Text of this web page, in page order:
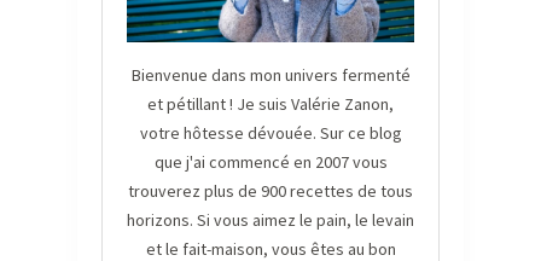
Bienvenue dans mon univers fermenté
et pétillant ! Je suis Valérie Zanon,
votre hôtesse dévouée. Sur ce blog
que j'ai commencé en 2007 vous
trouverez plus de 900 recettes de tous
horizons. Si vous aimez le pain, le levain
et le fait-maison, vous êtes au bon